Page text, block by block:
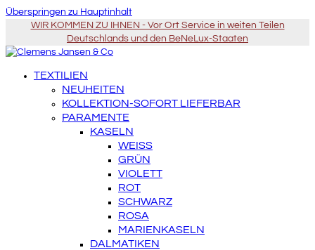
Überspringen zu Hauptinhalt
WIR KOMMEN ZU IHNEN - Vor Ort Service in weiten Teilen
Deutschlands und den BeNeLux-Staaten
TEXTILIEN
NEUHEITEN
KOLLEKTION-SOFORT LIEFERBAR
PARAMENTE
KASELN
WEISS
GRÜN
VIOLETT
ROT
SCHWARZ
ROSA
MARIENKASELN
DALMATIKEN